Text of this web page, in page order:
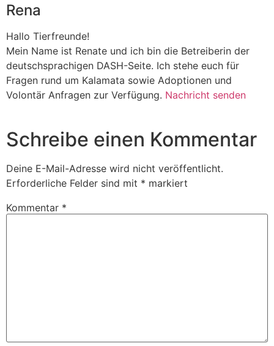
Rena
Hallo Tierfreunde!
Mein Name ist Renate und ich bin die Betreiberin der
deutschsprachigen DASH-Seite. Ich stehe euch für
Fragen rund um Kalamata sowie Adoptionen und
Volontär Anfragen zur Verfügung. Nachricht senden
Schreibe einen Kommentar
Deine E-Mail-Adresse wird nicht veröffentlicht.
Erforderliche Felder sind mit * markiert
Kommentar *